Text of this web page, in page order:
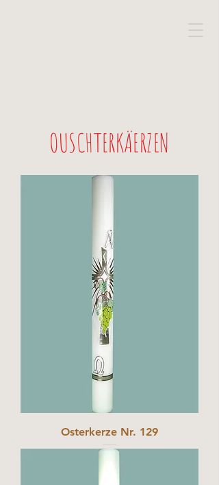
OUSCHTERKÄERZEN
Osterkerze Nr. 129